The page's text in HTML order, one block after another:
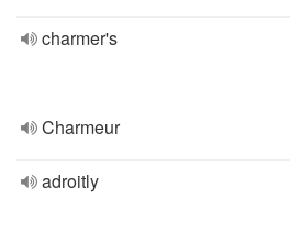
charmer's
Charmeur
adroitly